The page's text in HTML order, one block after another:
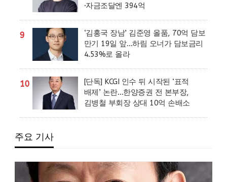
·자금조달엔 394억
9
‘김홍국 장남’ 김준영 올품, 70억 담보
만기 19일 앞…하림 오너가 담보금리
4.53%로 올라
10
[단독] KCGI 인수 뒤 시작된 ‘표적
배제’ 논란…한양증권 전 본부장,
김병철 부회장 상대 10억 손배소
주요 기사